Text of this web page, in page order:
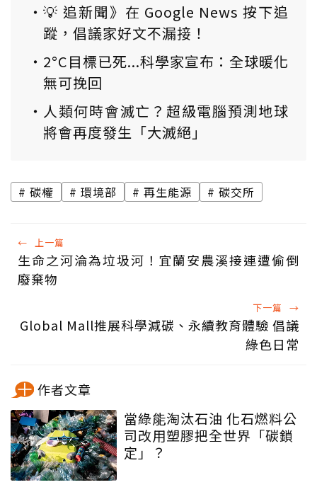
💡 追新聞》在 Google News 按下追
蹤，倡議家好文不漏接！
2°C目標已死...科學家宣布：全球暖化
無可挽回
人類何時會滅亡？超級電腦預測地球
將會再度發生「大滅絕」
碳權 環境部 再生能源 碳交所
← 上一篇
生命之河淪為垃圾河！宜蘭安農溪接連遭偷倒
廢棄物
下一篇 →
Global Mall推展科學減碳、永續教育體驗 倡議
綠色日常
作者文章
當綠能淘汰石油 化石燃料公
司改用塑膠把全世界「碳鎖
定」？